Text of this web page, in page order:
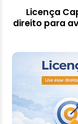
Licença
direito para